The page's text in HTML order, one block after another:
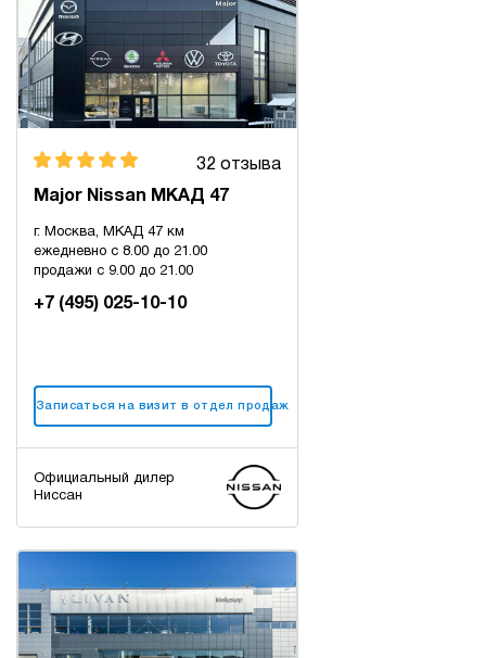
32 отзыва
Major Nissan МКАД 47
г. Москва, МКАД 47 км
ежедневно с 8.00 до 21.00
продажи с 9.00 до 21.00
+7 (495) 025-10-10
Записаться на визит в отдел продаж
Официальный дилер
Ниссан